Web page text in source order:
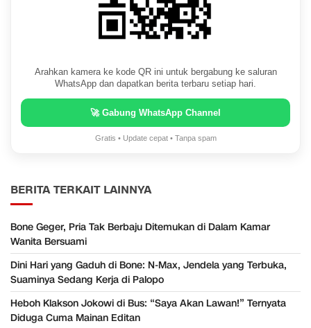
Arahkan kamera ke kode QR ini untuk bergabung ke saluran
WhatsApp dan dapatkan berita terbaru setiap hari.
🚀 Gabung WhatsApp Channel
Gratis • Update cepat • Tanpa spam
BERITA TERKAIT LAINNYA
Bone Geger, Pria Tak Berbaju Ditemukan di Dalam Kamar
Wanita Bersuami
Dini Hari yang Gaduh di Bone: N-Max, Jendela yang Terbuka,
Suaminya Sedang Kerja di Palopo
Heboh Klakson Jokowi di Bus: “Saya Akan Lawan!” Ternyata
Diduga Cuma Mainan Editan